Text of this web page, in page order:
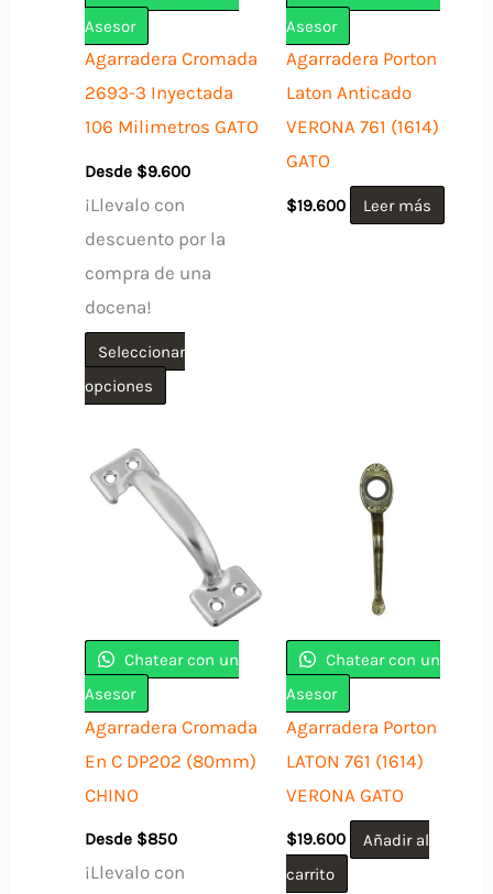
Asesor
Agarradera Cromada
2693-3 Inyectada
106 Milimetros GATO
Desde $9.600
¡Llevalo con
descuento por la
compra de una
docena!
Seleccionar
opciones
múltiples
variantes.
Las
opciones
pueden
en
la
Asesor
Agarradera Porton
Laton Anticado
VERONA 761 (1614)
GATO
$19.600 Leer más
Chatear con un
Asesor
Agarradera Cromada
En C DP202 (80mm)
CHINO
Desde $850
¡Llevalo con
Chatear con un
Asesor
Agarradera Porton
LATON 761 (1614)
VERONA GATO
$19.600
Añadir al
carrito